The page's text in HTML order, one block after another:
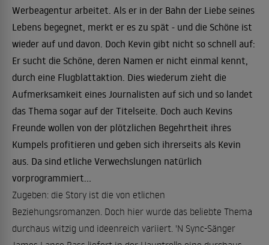
Werbeagentur arbeitet. Als er in der Bahn der Liebe seines
Lebens begegnet, merkt er es zu spät - und die Schöne ist
wieder auf und davon. Doch Kevin gibt nicht so schnell auf:
Er sucht die Schöne, deren Namen er nicht einmal kennt,
durch eine Flugblattaktion. Dies wiederum zieht die
Aufmerksamkeit eines Journalisten auf sich und so landet
das Thema sogar auf der Titelseite. Doch auch Kevins
Freunde wollen von der plötzlichen Begehrtheit ihres
Kumpels profitieren und geben sich ihrerseits als Kevin
aus. Da sind etliche Verwechslungen natürlich
vorprogrammiert...
Zugeben: die Story ist die von etlichen
Beziehungsromanzen. Doch hier wurde das beliebte Thema
durchaus witzig und ideenreich variiert. 'N Sync-Sänger